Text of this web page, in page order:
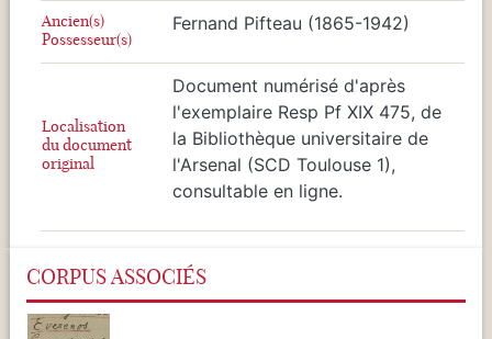
Ancien(s)
Possesseur(s)
Fernand Pifteau (1865-1942)
Localisation
du document
original
Document numérisé d'après
l'exemplaire Resp Pf XIX 475, de
la Bibliothèque universitaire de
l'Arsenal (SCD Toulouse 1),
consultable en ligne.
CORPUS ASSOCIÉS